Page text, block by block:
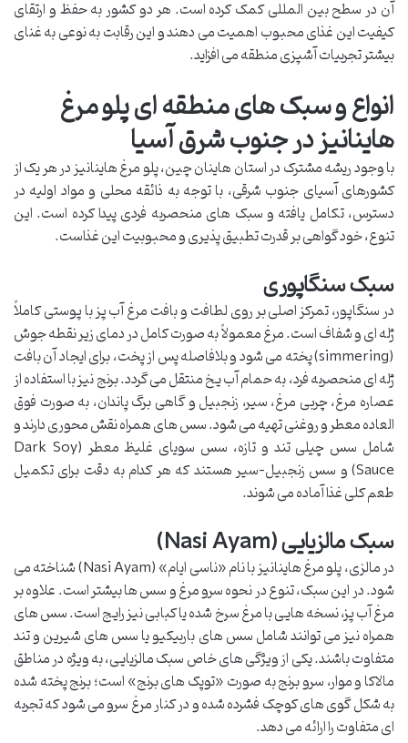
آن در سطح بین المللی کمک کرده است. هر دو کشور به حفظ و ارتقای
کیفیت این غذای محبوب اهمیت می دهند و این رقابت به نوعی به غنای
بیشتر تجربیات آشپزی منطقه می افزاید.
انواع و سبک های منطقه ای پلو مرغ
هاینانیز در جنوب شرق آسیا
با وجود ریشه مشترک در استان هاینان چین، پلو مرغ هاینانیز در هر یک از
کشورهای آسیای جنوب شرقی، با توجه به ذائقه محلی و مواد اولیه در
دسترس، تکامل یافته و سبک های منحصربه فردی پیدا کرده است. این
تنوع، خود گواهی بر قدرت تطبیق پذیری و محبوبیت این غذاست.
سبک سنگاپوری
در سنگاپور، تمرکز اصلی بر روی لطافت و بافت مرغ آب پز با پوستی کاملاً
ژله ای و شفاف است. مرغ معمولاً به صورت کامل در دمای زیر نقطه جوش
(simmering) پخته می شود و بلافاصله پس از پخت، برای ایجاد آن بافت
ژله ای منحصربه فرد، به حمام آب یخ منتقل می گردد. برنج نیز با استفاده از
عصاره مرغ، چربی مرغ، سیر، زنجبیل و گاهی برگ پاندان، به صورت فوق
العاده معطر و روغنی تهیه می شود. سس های همراه نقش محوری دارند و
شامل سس چیلی تند و تازه، سس سویای غلیظ معطر (Dark Soy
Sauce) و سس زنجبیل-سیر هستند که هر کدام به دقت برای تکمیل
طعم کلی غذا آماده می شوند.
سبک مالزیایی (Nasi Ayam)
در مالزی، پلو مرغ هاینانیز با نام «ناسی ایام» (Nasi Ayam) شناخته می
شود. در این سبک، تنوع در نحوه سرو مرغ و سس ها بیشتر است. علاوه بر
مرغ آب پز، نسخه هایی با مرغ سرخ شده یا کبابی نیز رایج است. سس های
همراه نیز می توانند شامل سس های باربیکیو یا سس های شیرین و تند
متفاوت باشند. یکی از ویژگی های خاص سبک مالزیایی، به ویژه در مناطق
مالاکا و موار، سرو برنج به صورت «توپک های برنج» است؛ برنج پخته شده
به شکل گوی های کوچک فشرده شده و در کنار مرغ سرو می شود که تجربه
ای متفاوت را ارائه می دهد.